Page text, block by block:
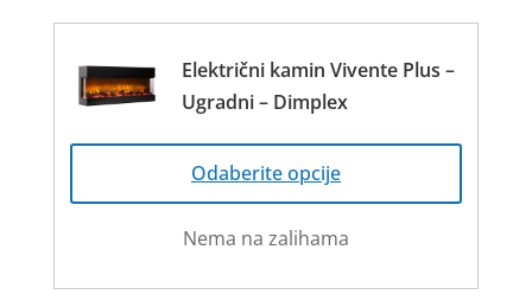
Električni kamin Vivente Plus –
Ugradni – Dimplex
Odaberite opcije
има
варијанти.
могу
Nema na zalihama